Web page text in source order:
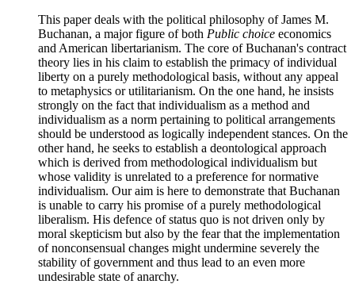
This paper deals with the political philosophy of James M.
Buchanan, a major figure of both Public choice economics
and American libertarianism. The core of Buchanan's contract
theory lies in his claim to establish the primacy of individual
liberty on a purely methodological basis, without any appeal
to metaphysics or utilitarianism. On the one hand, he insists
strongly on the fact that individualism as a method and
individualism as a norm pertaining to political arrangements
should be understood as logically independent stances. On the
other hand, he seeks to establish a deontological approach
which is derived from methodological individualism but
whose validity is unrelated to a preference for normative
individualism. Our aim is here to demonstrate that Buchanan
is unable to carry his promise of a purely methodological
liberalism. His defence of status quo is not driven only by
moral skepticism but also by the fear that the implementation
of nonconsensual changes might undermine severely the
stability of government and thus lead to an even more
undesirable state of anarchy.